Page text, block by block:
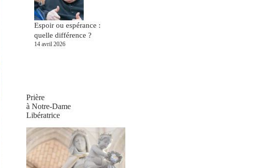
Espoir ou espérance :
quelle différence ?
14 avril 2026
Prière
à Notre-Dame
Libératrice